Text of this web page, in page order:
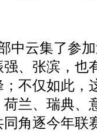
云集了参加
、张滨，也
不仅如此，
兰、瑞典、
角逐今年联